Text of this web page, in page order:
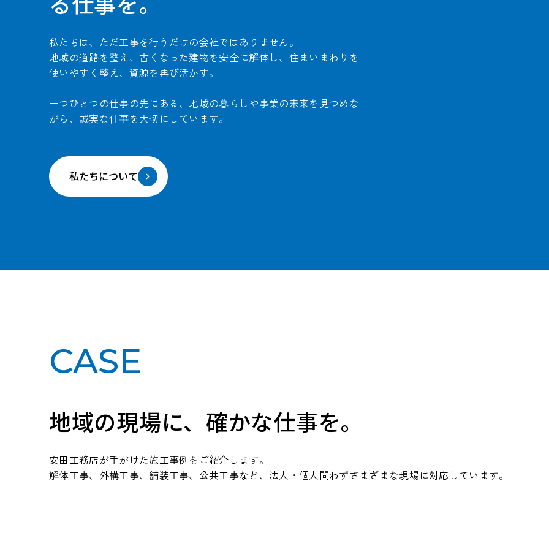
私たちは、ただ工事を行うだけの会社ではありません。
地域の道路を整え、古くなった建物を安全に解体し、住まいまわりを
使いやすく整え、資源を再び活かす。
一つひとつの仕事の先にある、地域の暮らしや事業の未来を見つめな
がら、誠実な仕事を大切にしています。
私たちについて keyboard_arrow_right
CASE
地域の現場に、確かな仕事を。
安田工務店が手がけた施工事例をご紹介します。
解体工事、外構工事、舗装工事、公共工事など、法人・個人問わずさまざまな現場に対応しています。